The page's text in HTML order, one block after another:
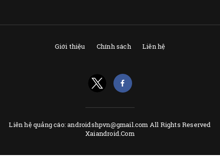
Giới thiệu Chính sách Liên hệ
Liên hệ quảng cáo: androidshpvn@gmail.com All Rights Reserved
Xaiandroid.Com